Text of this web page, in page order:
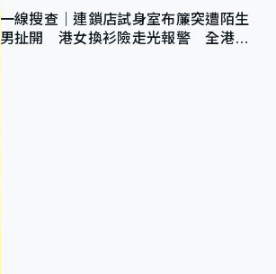
一線搜查｜連鎖店試身室布簾突遭陌生
男扯開 港女換衫險走光報警 全港分